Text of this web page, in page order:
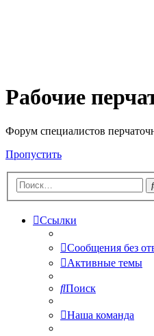
Рабочие
Форум специалистов
Пропустить
Ссылки
Сообщения без
Активные темы
Поиск
Наша команда